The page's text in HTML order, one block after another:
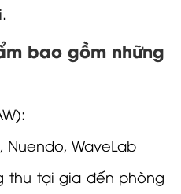
bao gồm những
Nuendo, WaveLab
thu tại gia đến phòng